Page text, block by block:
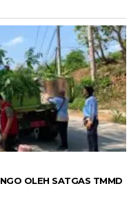
OLEH SATGAS TMMD